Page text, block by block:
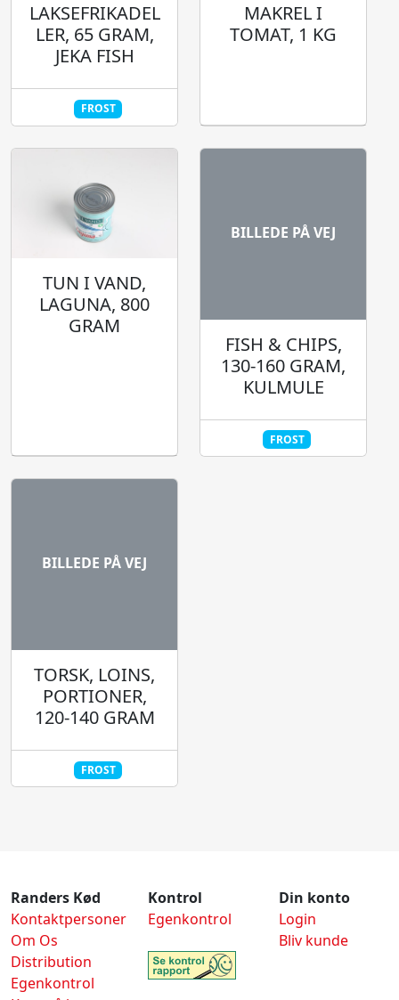
LAKSEFRIKADEL
LER, 65 GRAM,
JEKA FISH
FROST
MAKREL I
TOMAT, 1 KG
TUN I VAND,
LAGUNA, 800
GRAM
BILLEDE PÅ VEJ
FISH & CHIPS,
130-160 GRAM,
KULMULE
FROST
BILLEDE PÅ VEJ
TORSK, LOINS,
PORTIONER,
120-140 GRAM
FROST
Randers Kød
Kontaktpersoner
Om Os
Distribution
Egenkontrol
Kontrol
Egenkontrol
Din konto
Login
Bliv kunde